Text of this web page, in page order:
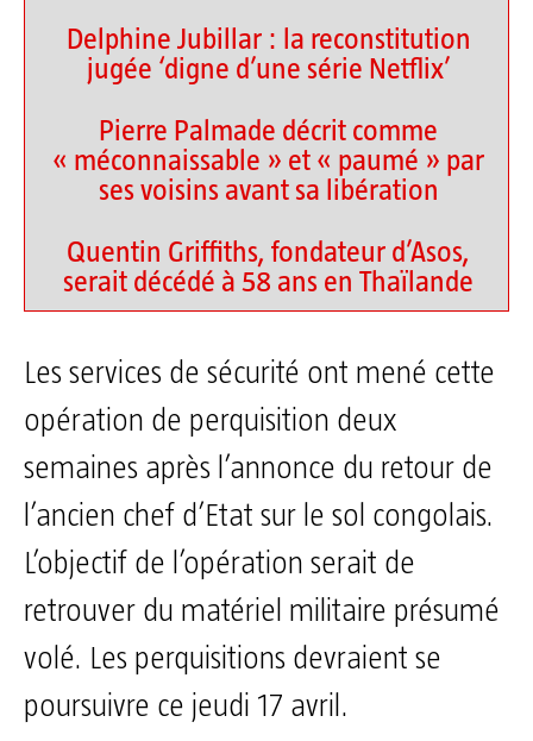
Delphine Jubillar : la reconstitution
jugée ‘digne d’une série Netflix’
Pierre Palmade décrit comme
« méconnaissable » et « paumé » par
ses voisins avant sa libération
Quentin Griffiths, fondateur d’Asos,
serait décédé à 58 ans en Thaïlande
Les services de sécurité ont mené cette
opération de perquisition deux
semaines après l’annonce du retour de
l’ancien chef d’Etat sur le sol congolais.
L’objectif de l’opération serait de
retrouver du matériel militaire présumé
volé. Les perquisitions devraient se
poursuivre ce jeudi 17 avril.